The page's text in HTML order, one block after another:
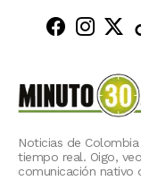
Noticias de
tiempo real. Oigo,
comunicación nativo